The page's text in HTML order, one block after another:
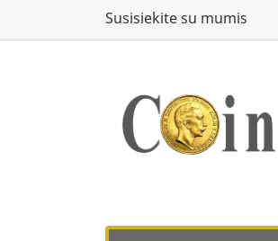
Susisiekite su mumis